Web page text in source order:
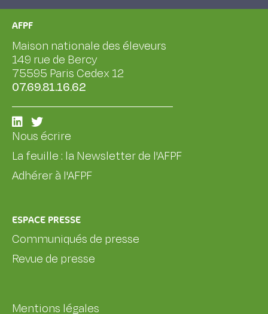
AFPF
Maison nationale des éleveurs
149 rue de Bercy
75595 Paris Cedex 12
07.69.81.16.62
Nous écrire
La feuille : la Newsletter de l'AFPF
Adhérer à l'AFPF
ESPACE PRESSE
Communiqués de presse
Revue de presse
Mentions légales